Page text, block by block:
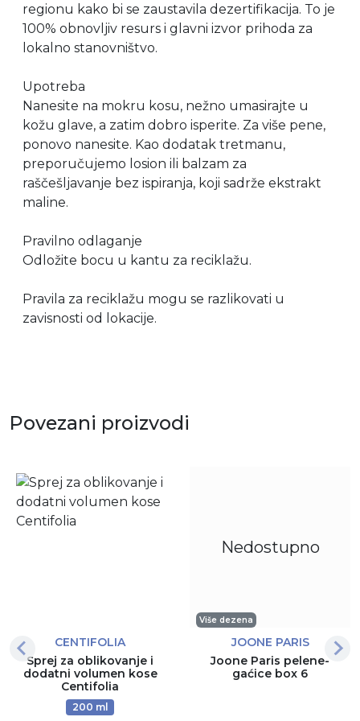
regionu kako bi se zaustavila dezertifikacija. To je
100% obnovljiv resurs i glavni izvor prihoda za
lokalno stanovništvo.
Upotreba
Nanesite na mokru kosu, nežno umasirajte u
kožu glave, a zatim dobro isperite. Za više pene,
ponovo nanesite. Kao dodatak tretmanu,
preporučujemo losion ili balzam za
raščešljavanje bez ispiranja, koji sadrže ekstrakt
maline.
Pravilno odlaganje
Odložite bocu u kantu za reciklažu.
Pravila za reciklažu mogu se razlikovati u
zavisnosti od lokacije.
Povezani proizvodi
CENTIFOLIA
Sprej za oblikovanje i
dodatni volumen kose
Centifolia
200 ml
Nedostupno
Više dezena
JOONE PARIS
Joone Paris pelene-
gaćice box 6